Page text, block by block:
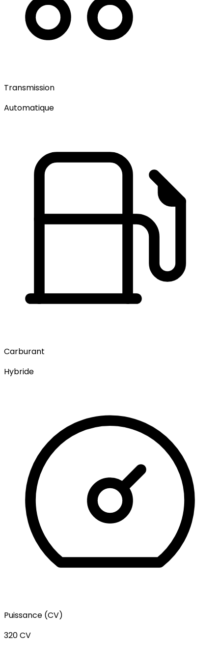
Transmission
Automatique
Carburant
Hybride
Puissance (CV)
320 CV